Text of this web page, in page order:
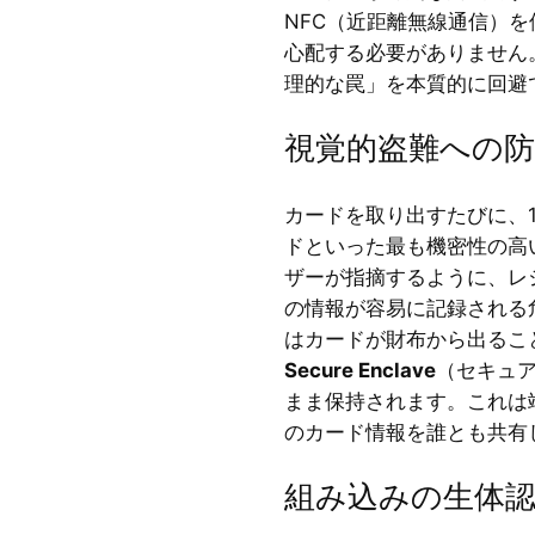
NFC（近距離無線通信）
心配する必要がありませ
理的な罠」を本質的に回避
視覚的盗難への
カードを取り出すたびに
ドといった最も機密性の
ザーが指摘するように、
の情報が容易に記録され
はカードが財布から出る
Secure Enclave （セキュ
まま保持されます。これ
のカード情報を誰とも共有
組み込みの生体